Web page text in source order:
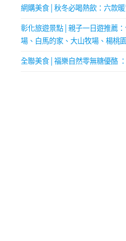
網購美食│秋冬必喝熱飲：六款
彰化旅遊景點│親子一日遊推薦
場、白馬的家、大山牧場、楊桃
全聯美食│福樂自然零無糖優酪